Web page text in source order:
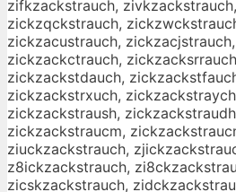
zifkzackstrauch,
zickzqckstrauch,
zickzacustrauch,
zickzackctrauch,
zickzackstdauch,
zickzackstrxuch,
zickzackstraush,
zickzackstraucm,
ziuckzackstrauch,
z8ickzackstrauch,
zicskzackstrauch,